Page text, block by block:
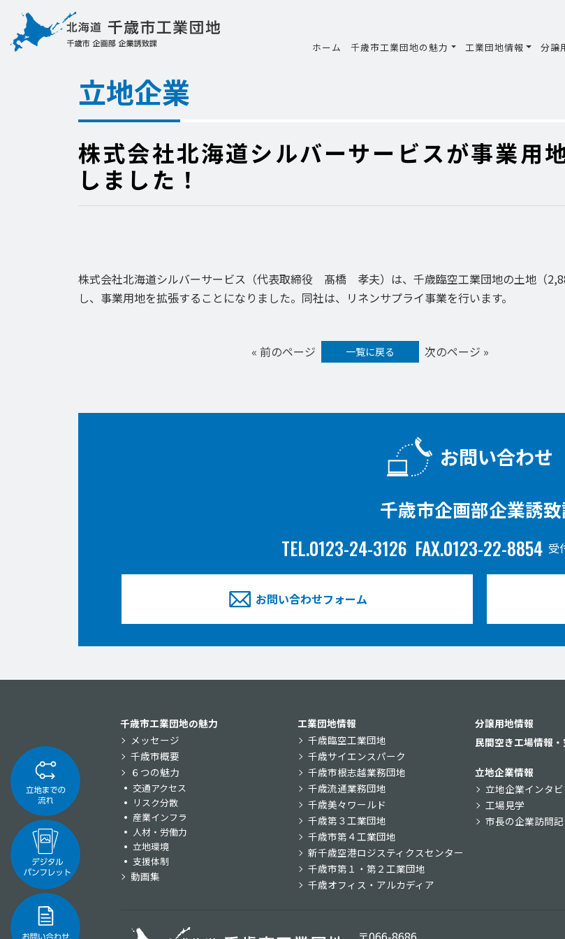
ホーム 千歳市工業団地の魅力 工業団地情報 分譲
立地企業
株式会社北海道シルバーサービスが事業用
しました！
株式会社北海道シルバーサービス（代表取締役 髙橋 孝夫）は、千歳臨空工業団地の土地（
し、事業用地を拡張することになりました。同社は、リネンサプライ事業を行います。
« 前のページ 一覧に戻る 次のページ »
お問い合わせ
千歳市企画部企業誘
TEL.0123-24-3126 FAX.0123-22-8854 受
お問い合わせフォーム
千歳市工業団地の魅力
メッセージ
千歳市概要
６つの魅力
交通アクセス
リスク分散
産業インフラ
人材・労働力
立地環境
支援体制
動画集
工業団地情報
千歳臨空工業団地
千歳サイエンスパーク
千歳市根志越業務団地
千歳流通業務団地
千歳美々ワールド
千歳第３工業団地
千歳市第４工業団地
新千歳空港ロジスティクスセンター
千歳市第１・第２工業団地
千歳オフィス・アルカディア
分譲用地情報
民間空き工場情報
立地企業情報
立地企業インタ
工場見学
市長の企業訪問記